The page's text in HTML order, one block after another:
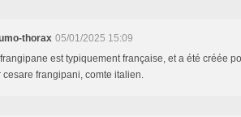
thorax 05/01/2025 15:09
est typiquement française, et a été créée
cesare frangipani, comte italien.